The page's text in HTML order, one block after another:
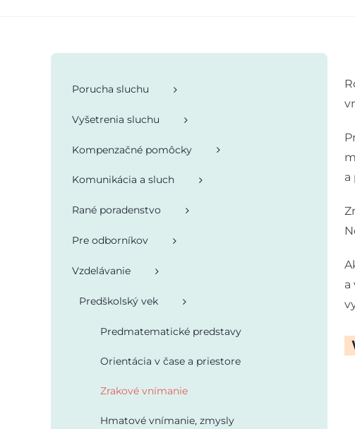
Porucha sluchu
Vyšetrenia sluchu
Kompenzačné pomôcky
Komunikácia a sluch
Rané poradenstvo
Pre odborníkov
Vzdelávanie
Predškolský vek
Predmatematické predstavy
Orientácia v čase a priestore
Zrakové vnímanie
Hmatové vnímanie, zmysly
a
a